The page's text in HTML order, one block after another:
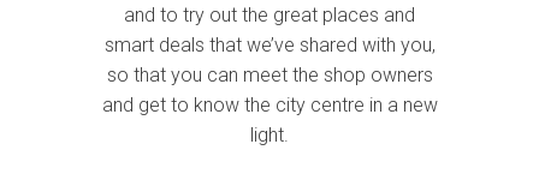
and to try out the great places and
smart deals that we’ve shared with you,
so that you can meet the shop owners
and get to know the city centre in a new
light.